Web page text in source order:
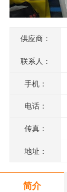
供应商：
联系人：
手机：
电话：
传真：
地址：
简介